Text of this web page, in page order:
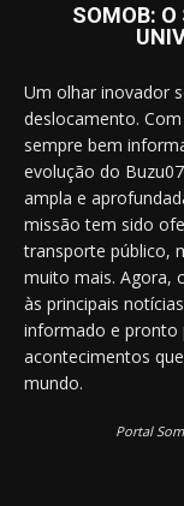
SOMOB: O
Um olhar inovador
deslocamento.
sempre bem
evolução do
ampla e
missão tem sido
transporte público,
muito mais. Agora,
às principais
informado e pronto
acontecimentos
mundo.
Portal